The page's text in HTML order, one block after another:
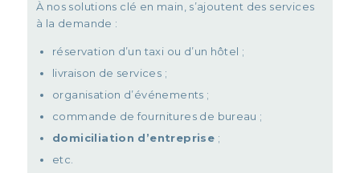
À nos solutions clé en main, s’ajoutent des services
à la demande :
réservation d’un taxi ou d’un hôtel ;
livraison de services ;
organisation d’événements ;
commande de fournitures de bureau ;
domiciliation d’entreprise ;
etc.